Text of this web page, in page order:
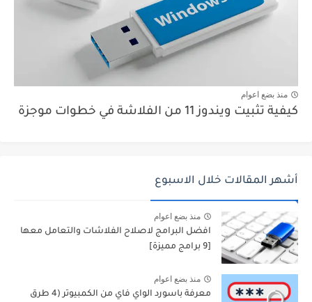
منذ بضع اعوام
كيفية تثبيت ويندوز 11 من الفلاشة في خطوات موجزة
أشهر المقالات خلال الاسبوع
منذ بضع اعوام
افضل البرامج لاصلاح الفلاشات والتعامل معها
منذ بضع اعوام
معرفة باسورد الواي فاي من الكمبيوتر (4 طرق